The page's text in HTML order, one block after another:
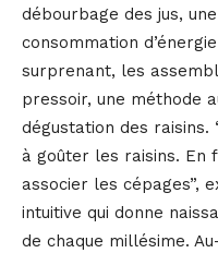
débourbage des jus,
consommation
surprenant, les
pressoir, une méthode
dégustation des raisins.
à goûter les raisins. En
associer les cépages”,
intuitive qui donne
de chaque millésime.